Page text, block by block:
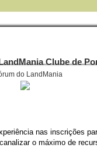
Clube de
do LandMania
nas inscrições
o máximo de